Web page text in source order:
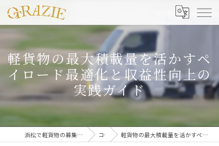
軽貨物の最大積載量を活かすペ
イロード最適化と収益性向上の
実践ガイド
浜松で軽貨物の募集なら合同会社グラッツェ運送 コラム 軽貨物の最大積載量を活かすペイロード最適化と収益性向上の実践ガイド